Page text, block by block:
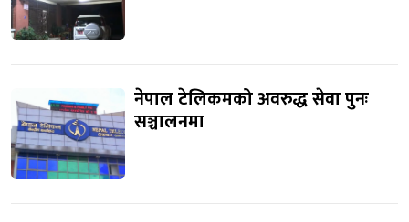
नेपाल टेलिकमको अवरुद्ध सेवा पुनः
सञ्चालनमा